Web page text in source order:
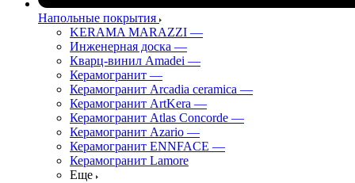
Напольные покрытия
KERAMA MARAZZI —
Инженерная доска —
Кварц-винил Amadei —
Керамогранит —
Керамогранит Arcadia ceramica —
Керамогранит ArtKera —
Керамогранит Atlas Concorde —
Керамогранит Azario —
Керамогранит ENNFACE —
Керамогранит Lamore
Еще